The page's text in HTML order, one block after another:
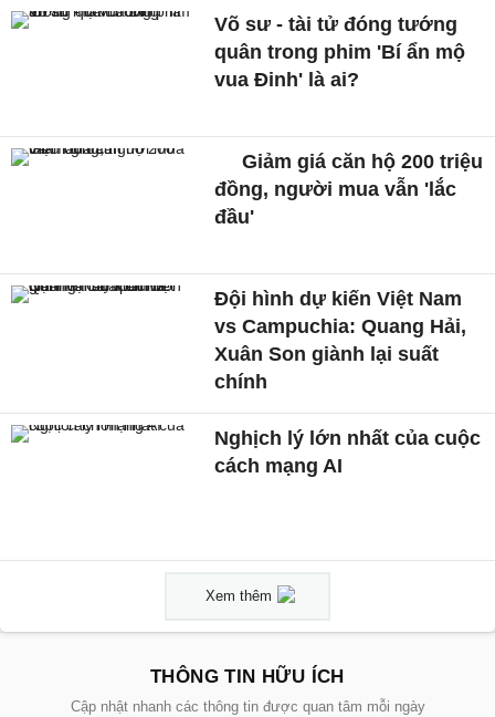
Võ sư - tài tử đóng tướng
quân trong phim 'Bí ẩn mộ
vua Đinh' là ai?
Giảm giá căn hộ 200 triệu
đồng, người mua vẫn 'lắc
đầu'
Đội hình dự kiến Việt Nam
vs Campuchia: Quang Hải,
Xuân Son giành lại suất
chính
Nghịch lý lớn nhất của cuộc
cách mạng AI
Xem thêm
THÔNG TIN HỮU ÍCH
Cập nhật nhanh các thông tin được quan tâm mỗi ngày